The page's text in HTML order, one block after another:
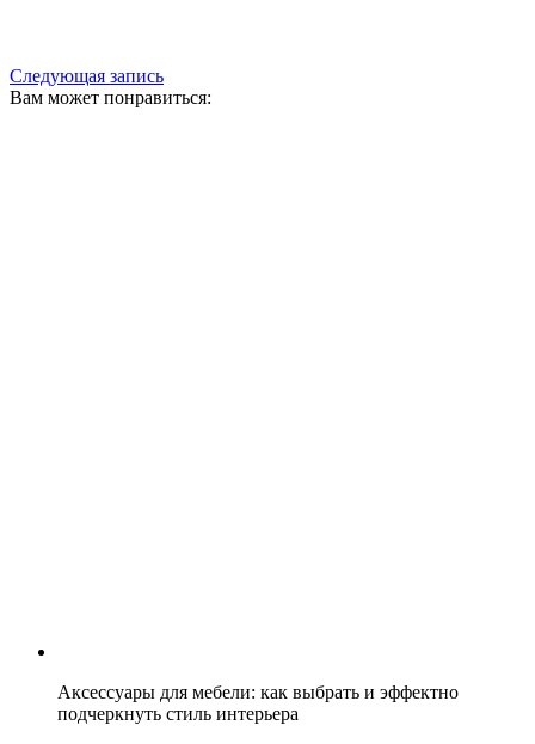
Следующая запись
Вам может понравиться:
Аксессуары для мебели: как выбрать и эффектно
подчеркнуть стиль интерьера